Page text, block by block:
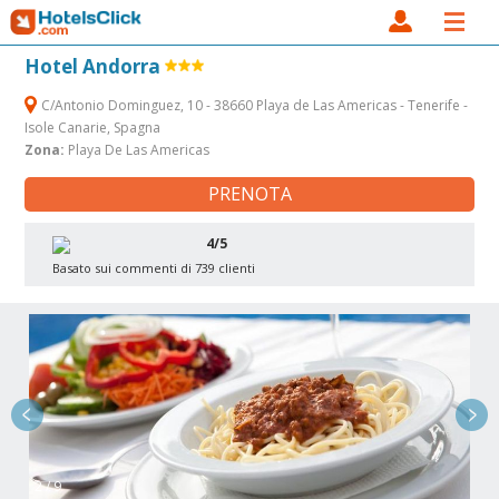
Hotel Andorra
C/Antonio Dominguez, 10 - 38660 Playa de Las Americas - Tenerife -
Isole Canarie, Spagna
Zona: Playa De Las Americas
PRENOTA
4/5
Basato sui commenti di 739 clienti
2 / 9